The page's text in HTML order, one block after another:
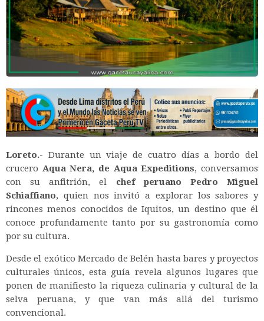
Loreto.- Durante un viaje de cuatro días a bordo del
crucero Aqua Nera, de Aqua Expeditions, conversamos
con su anfitrión, el chef peruano Pedro Miguel
Schiaffiano, quien nos invitó a explorar los sabores y
rincones menos conocidos de Iquitos, un destino que él
conoce profundamente tanto por su gastronomía como
por su cultura.
Desde el exótico Mercado de Belén hasta bares y proyectos
culturales únicos, esta guía revela algunos lugares que
ponen de manifiesto la riqueza culinaria y cultural de la
selva peruana, y que van más allá del turismo
convencional.